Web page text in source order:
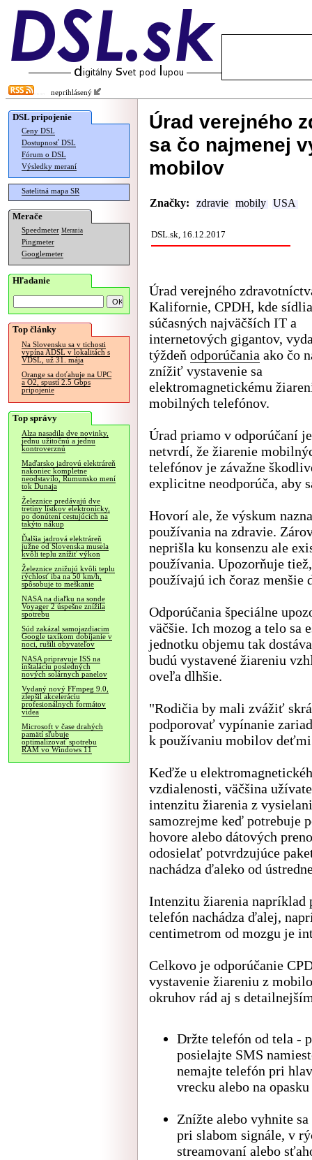
neprihlásený
DSL pripojenie
Ceny DSL
Dostupnosť DSL
Fórum o DSL
Výsledky meraní
Satelitná mapa SR
Merače
Speedmeter Merania
Pingmeter
Googlemeter
Hľadanie
Top články
Na Slovensku sa v tichosti
vypína ADSL v lokalitách s
VDSL, už 31. mája
Orange sa doťahuje na UPC
a O2, spustí 2.5 Gbps
pripojenie
Top správy
Alza nasadila dve novinky,
jednu užitočnú a jednu
kontroverznú
Maďarsko jadrovú elektráreň
nakoniec kompletne
neodstavilo, Rumunsko mení
tok Dunaja
Železnice predávajú dve
tretiny lístkov elektronicky,
po donútení cestujúcich na
takýto nákup
Ďalšia jadrová elektráreň
južne od Slovenska musela
kvôli teplu znížiť výkon
Železnice znižujú kvôli teplu
rýchlosť iba na 50 km/h,
spôsobuje to meškanie
NASA na diaľku na sonde
Voyager 2 úspešne znížila
spotrebu
Súd zakázal samojazdiacim
Google taxíkom dobíjanie v
noci, rušili obyvateľov
NASA pripravuje ISS na
inštaláciu posledných
nových solárnych panelov
Vydaný nový FFmpeg 9.0,
zlepšil akceleráciu
profesionálnych formátov
videa
Microsoft v čase drahých
pamätí sľubuje
optimalizovať spotrebu
RAM vo Windows 11
Úrad verejného
sa čo najmenej
mobilov
Značky: zdravie mobily USA
DSL.sk, 16.12.2017
Úrad verejného
Kalifornie, CPDH, kde
súčasných najväčších IT a
internetových gigantov,
týždeň odporúčania ako čo
znížiť vystavenie sa
elektromagnetickému
mobilných telefónov.
Úrad priamo v odporúčaní
netvrdí, že žiarenie
telefónov je závažne
explicitne neodporúča, aby
Hovorí ale, že výskum
používania na zdravie.
neprišla ku konsenzu ale
používania. Upozorňuje
používajú ich čoraz menšie
Odporúčania špeciálne
väčšie. Ich mozog a telo sa
jednotku objemu tak
budú vystavené žiareniu
oveľa dlhšie.
"Rodičia by mali zvážiť
podporovať vypínanie
k používaniu mobilov
Keďže u
vzdialenosti, väčšina
intenzitu žiarenia z
samozrejme keď potrebuje
hovore alebo dátových
odosielať potvrdzujúce
nachádza ďaleko od
Intenzitu žiarenia napríklad
telefón nachádza ďalej,
centimetrom od mozgu je
Celkovo je odporúčanie
vystavenie žiareniu z
okruhov rád aj s
Držte telefón od tela -
posielajte SMS
nemajte telefón pri
vrecku alebo na opasku
Znížte alebo vyhnite
pri slabom signále, v
streamovaní alebo